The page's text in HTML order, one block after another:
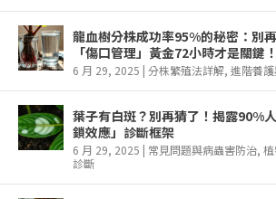
龍血樹分株成功率95%的秘密：別
「傷口管理」黃金72小時才是關鍵！
6 月 29, 2025 | 分株繁殖法詳解, 進階養
葉子有白斑？別再猜了！揭露90%
鎖效應」診斷框架
6 月 29, 2025 | 常見問題與病蟲害防治,
診斷